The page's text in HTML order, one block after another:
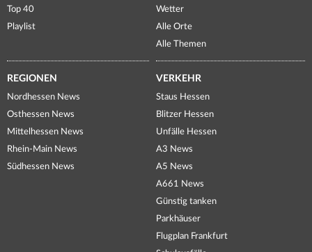
Top 40
Playlist
Wetter
Alle Orte
Alle Themen
REGIONEN
Nordhessen News
Osthessen News
Mittelhessen News
Rhein-Main News
Südhessen News
VERKEHR
Staus Hessen
Blitzer Hessen
Unfälle Hessen
A3 News
A5 News
A661 News
Günstig tanken
Parkhäuser
Flugplan Frankfurt